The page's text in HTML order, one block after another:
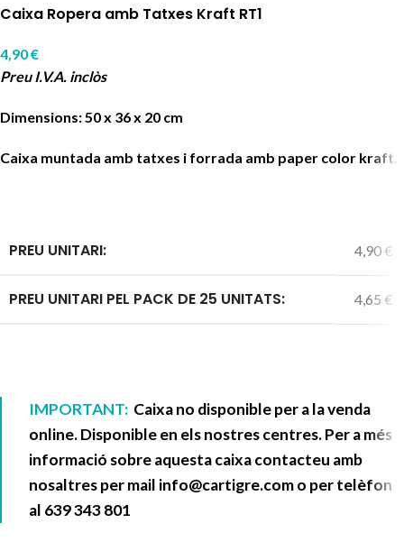
Caixa Ropera amb Tatxes Kraft RT1
4,90€
Preu I.V.A. inclòs
Dimensions: 50 x 36 x 20 cm
Caixa muntada amb tatxes i forrada amb paper color kraft.
PREU UNITARI: 4,90 €
PREU UNITARI PEL PACK DE 25 UNITATS: 4,65 €
IMPORTANT: Caixa no disponible per a la venda
online. Disponible en els nostres centres. Per a més
informació sobre aquesta caixa contacteu amb
nosaltres per mail info@cartigre.como per telèfon
al 639 343 801